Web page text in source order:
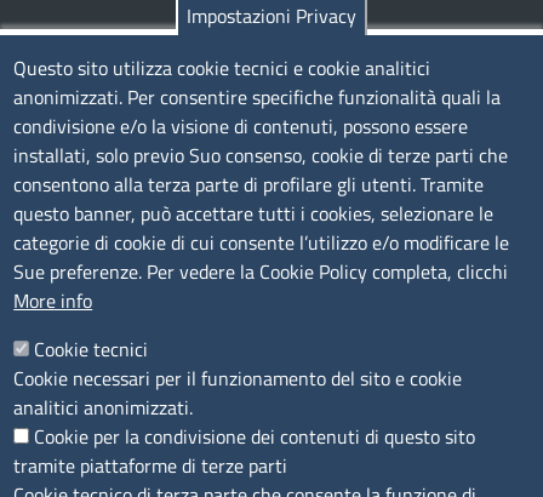
TRASPARENZA
Albo Online
Amministrazione trasparente
Bandi e concorsi
Segnalazioni Whistleblowing
Accessibilità
IBAN e pagamenti informatici
Informative privacy e cookie
Verifiche PA
Attuazione misure PNRR
Modulistica
Impostazioni Privacy
Questo sito utilizza cookie tecnici e cookie analitici
anonimizzati. Per consentire specifiche funzionalità quali la
condivisione e/o la visione di contenuti, possono essere
installati, solo previo Suo consenso, cookie di terze parti che
consentono alla terza parte di profilare gli utenti. Tramite
questo banner, può accettare tutti i cookies, selezionare le
categorie di cookie di cui consente l’utilizzo e/o modificare le
Sue preferenze. Per vedere la Cookie Policy completa, clicchi
More info
Cookie tecnici
Cookie necessari per il funzionamento del sito e cookie
analitici anonimizzati.
Cookie per la condivisione dei contenuti di questo sito
tramite piattaforme di terze parti